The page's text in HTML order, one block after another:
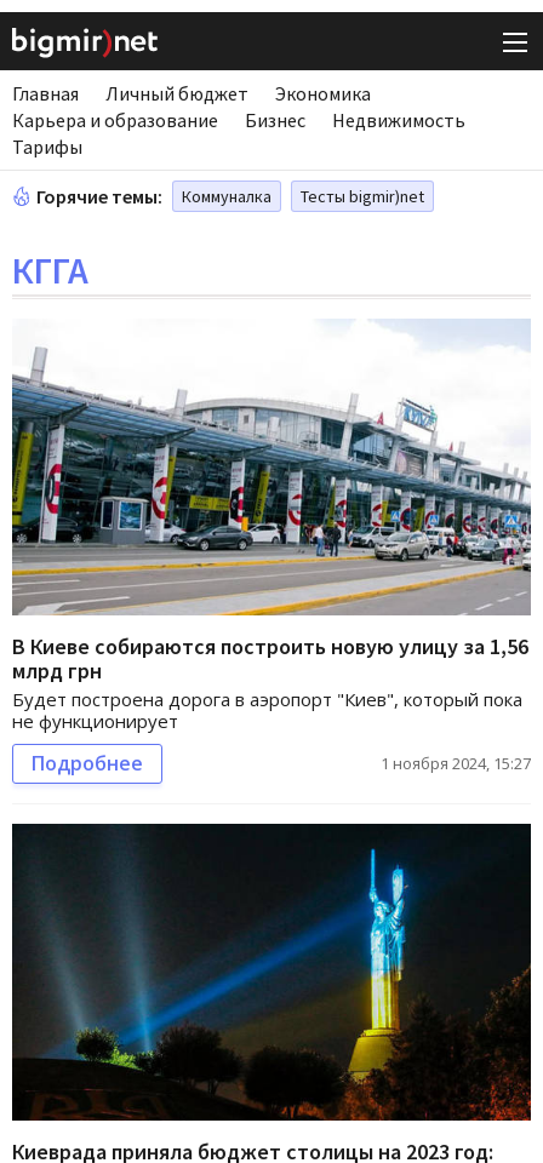
Главная Личный бюджет
Экономика
Карьера и образование
Бизнес
Недвижимость
Тарифы
Горячие темы: Коммуналка Тесты bigmir)net
КГГА
В Киеве собираются построить новую улицу за 1,56
млрд грн
Будет построена дорога в аэропорт "Киев", который пока
не функционирует
Подробнее 1 ноября 2024, 15:27
Киеврада приняла бюджет столицы на 2023 год: